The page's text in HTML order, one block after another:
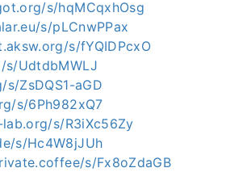
s/hqMCqxhOsg
s/pLCnwPPax
s/fYQIDPcxO
UdtdbMWLJ
ZsDQS1-aGD
s/6Ph982xQ7
s/R3iXc56Zy
s/Hc4W8jJUh
s/Fx8oZdaGB